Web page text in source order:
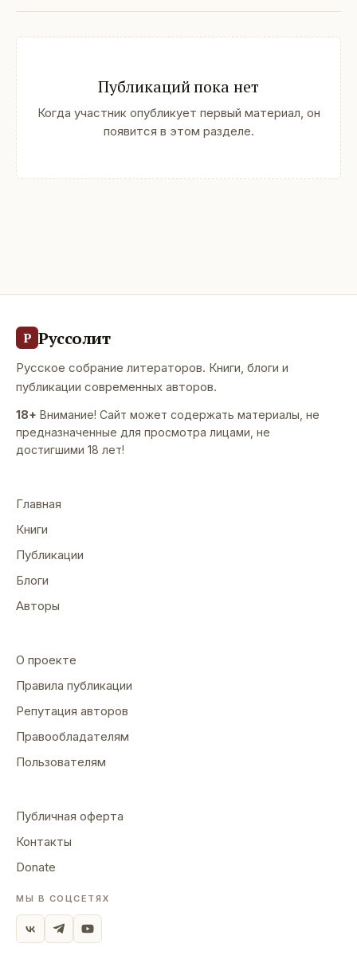
Публикаций пока нет
Когда участник опубликует первый материал, он
появится в этом разделе.
Р Руссолит
Русское собрание литераторов. Книги, блоги и
публикации современных авторов.
18+ Внимание! Сайт может содержать материалы, не
предназначенные для просмотра лицами, не
достигшими 18 лет!
Главная
Книги
Публикации
Блоги
Авторы
О проекте
Правила публикации
Репутация авторов
Правообладателям
Пользователям
Публичная оферта
Контакты
Donate
МЫ В СОЦСЕТЯХ